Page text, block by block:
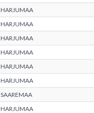
HARJUMAA
HARJUMAA
HARJUMAA
HARJUMAA
HARJUMAA
HARJUMAA
SAAREMAA
HARJUMAA